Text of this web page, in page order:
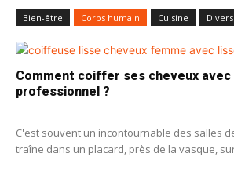
Donc
?
Bien-être Corps humain Cuisine Divers
Comment coiffer ses cheveux avec
professionnel ?
C'est souvent un incontournable des salles
traîne dans un placard, près de la vasque,